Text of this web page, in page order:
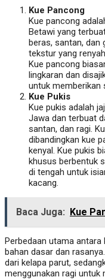
Kue Pancong
Kue pancong
Betawi yang
beras, santan, dan
tekstur yang
Kue pancong
lingkaran dan
untuk memberikan
Kue Pukis
Kue pukis adalah
Jawa dan terbuat
santan, dan ragi.
dibandingkan kue
kenyal. Kue pukis
khusus berbentuk
di tengah untuk
kacang.
Baca Juga: Kue
Perbedaan utama
bahan dasar dan
dari kelapa parut,
menggunakan ragi untuk